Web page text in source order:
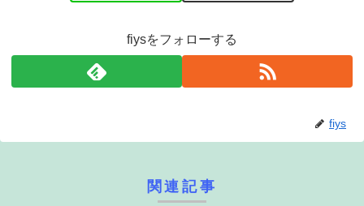
fiysをフォローする
fiys
関連記事